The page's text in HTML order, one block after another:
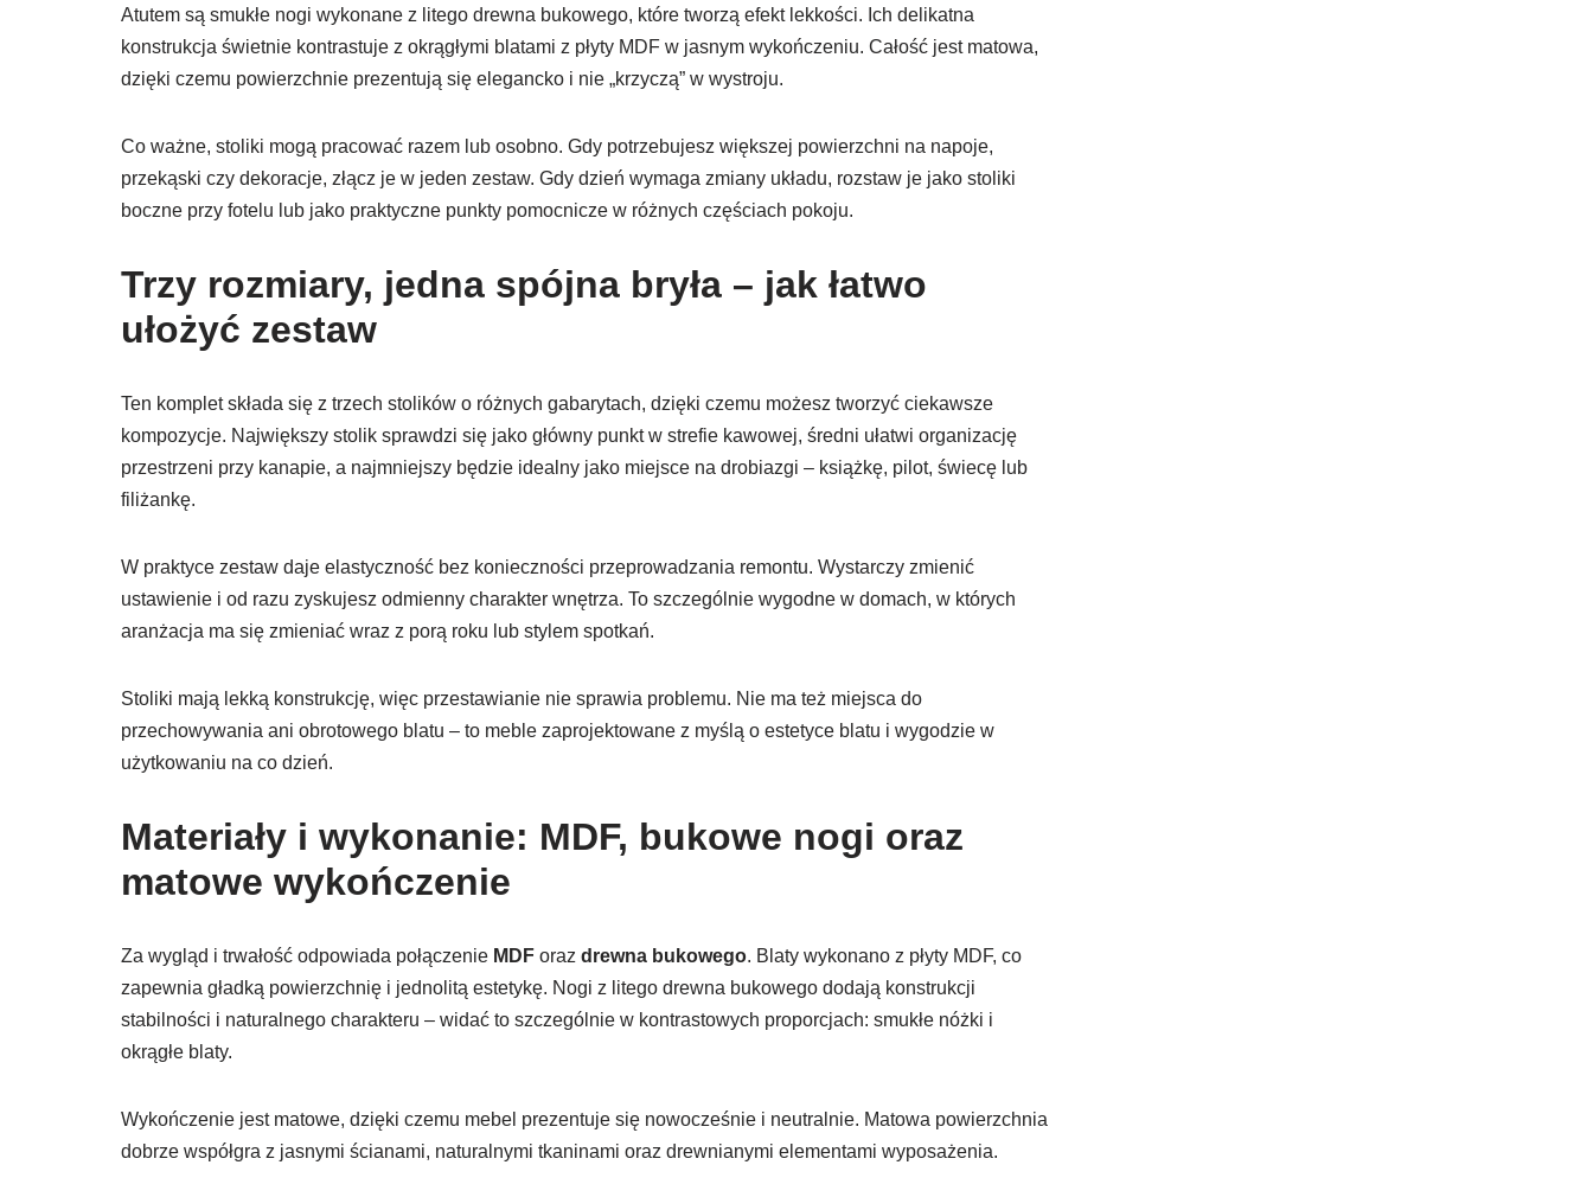
Atutem są smukłe nogi wykonane z litego drewna bukowego, które tworzą efekt lekkości. Ich delikatna
konstrukcja świetnie kontrastuje z okrągłymi blatami z płyty MDF w jasnym wykończeniu. Całość jest matowa,
dzięki czemu powierzchnie prezentują się elegancko i nie „krzyczą” w wystroju.
Co ważne, stoliki mogą pracować razem lub osobno. Gdy potrzebujesz większej powierzchni na napoje,
przekąski czy dekoracje, złącz je w jeden zestaw. Gdy dzień wymaga zmiany układu, rozstaw je jako stoliki
boczne przy fotelu lub jako praktyczne punkty pomocnicze w różnych częściach pokoju.
Trzy rozmiary, jedna spójna bryła – jak łatwo
ułożyć zestaw
Ten komplet składa się z trzech stolików o różnych gabarytach, dzięki czemu możesz tworzyć ciekawsze
kompozycje. Największy stolik sprawdzi się jako główny punkt w strefie kawowej, średni ułatwi organizację
przestrzeni przy kanapie, a najmniejszy będzie idealny jako miejsce na drobiazgi – książkę, pilot, świecę lub
filiżankę.
W praktyce zestaw daje elastyczność bez konieczności przeprowadzania remontu. Wystarczy zmienić
ustawienie i od razu zyskujesz odmienny charakter wnętrza. To szczególnie wygodne w domach, w których
aranżacja ma się zmieniać wraz z porą roku lub stylem spotkań.
Stoliki mają lekką konstrukcję, więc przestawianie nie sprawia problemu. Nie ma też miejsca do
przechowywania ani obrotowego blatu – to meble zaprojektowane z myślą o estetyce blatu i wygodzie w
użytkowaniu na co dzień.
Materiały i wykonanie: MDF, bukowe nogi oraz
matowe wykończenie
Za wygląd i trwałość odpowiada połączenie MDF oraz drewna bukowego. Blaty wykonano z płyty MDF, co
zapewnia gładką powierzchnię i jednolitą estetykę. Nogi z litego drewna bukowego dodają konstrukcji
stabilności i naturalnego charakteru – widać to szczególnie w kontrastowych proporcjach: smukłe nóżki i
okrągłe blaty.
Wykończenie jest matowe, dzięki czemu mebel prezentuje się nowocześnie i neutralnie. Matowa powierzchnia
dobrze współgra z jasnymi ścianami, naturalnymi tkaninami oraz drewnianymi elementami wyposażenia.